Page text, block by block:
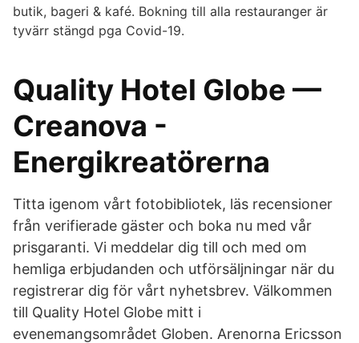
butik, bageri & kafé. Bokning till alla restauranger är
tyvärr stängd pga Covid-19.
Quality Hotel Globe —
Creanova -
Energikreatörerna
Titta igenom vårt fotobibliotek, läs recensioner
från verifierade gäster och boka nu med vår
prisgaranti. Vi meddelar dig till och med om
hemliga erbjudanden och utförsäljningar när du
registrerar dig för vårt nyhetsbrev. Välkommen
till Quality Hotel Globe mitt i
evenemangsområdet Globen. Arenorna Ericsson